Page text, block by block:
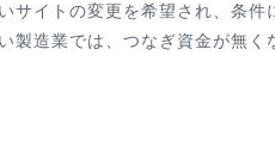
サイトの変更を希望され、条
製造業では、つなぎ資金が無く